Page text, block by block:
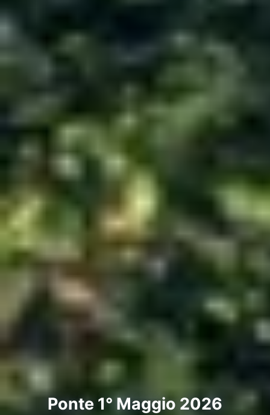
Ponte 1° Maggio 2026